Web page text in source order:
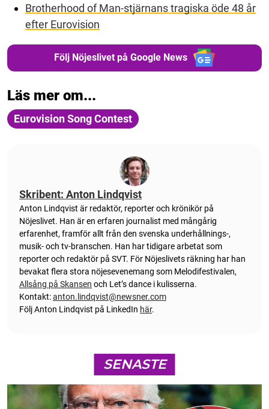
Brotherhood of Man-stjärnans tragiska öde 48 år
efter Eurovision
Följ Nöjeslivet på Google News
Läs mer om...
Eurovision Song Contest
Skribent: Anton Lindqvist
Anton Lindqvist är redaktör, reporter och krönikör på
Nöjeslivet. Han är en erfaren journalist med mångårig
erfarenhet, framför allt från den svenska underhållnings-,
musik- och tv-branschen. Han har tidigare arbetat som
reporter och redaktör på SVT. För Nöjeslivets räkning har han
bevakat flera stora nöjesevenemang som Melodifestivalen,
Allsång på Skansen och Let’s dance i kulisserna.
Kontakt:anton.lindqvist@newsner.com
Följ Anton Lindqvist på LinkedIn här.
SENASTE